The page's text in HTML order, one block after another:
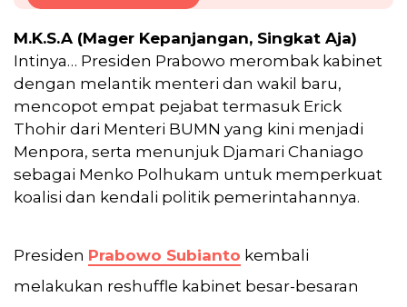
M.K.S.A (Mager Kepanjangan, Singkat Aja)
Intinya… Presiden Prabowo merombak kabinet
dengan melantik menteri dan wakil baru,
mencopot empat pejabat termasuk Erick
Thohir dari Menteri BUMN yang kini menjadi
Menpora, serta menunjuk Djamari Chaniago
sebagai Menko Polhukam untuk memperkuat
koalisi dan kendali politik pemerintahannya.
Presiden Prabowo Subianto kembali
melakukan reshuffle kabinet besar-besaran